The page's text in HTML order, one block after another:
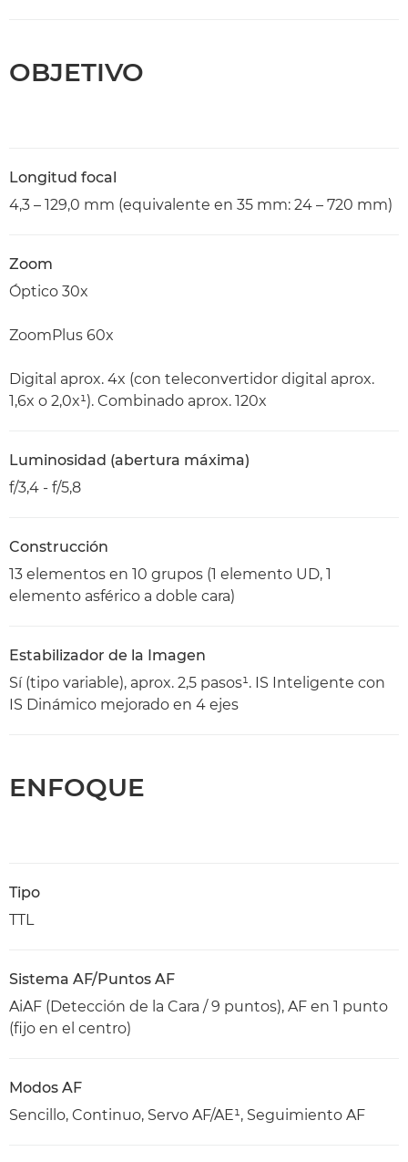
OBJETIVO
Longitud focal
4,3 – 129,0 mm (equivalente en 35 mm: 24 – 720 mm)
Zoom
Óptico 30x
ZoomPlus 60x
Digital aprox. 4x (con teleconvertidor digital aprox.
1,6x o 2,0x¹). Combinado aprox. 120x
Luminosidad (abertura máxima)
f/3,4 - f/5,8
Construcción
13 elementos en 10 grupos (1 elemento UD, 1
elemento asférico a doble cara)
Estabilizador de la Imagen
Sí (tipo variable), aprox. 2,5 pasos¹. IS Inteligente con
IS Dinámico mejorado en 4 ejes
ENFOQUE
Tipo
TTL
Sistema AF/Puntos AF
AiAF (Detección de la Cara / 9 puntos), AF en 1 punto
(fijo en el centro)
Modos AF
Sencillo, Continuo, Servo AF/AE¹, Seguimiento AF